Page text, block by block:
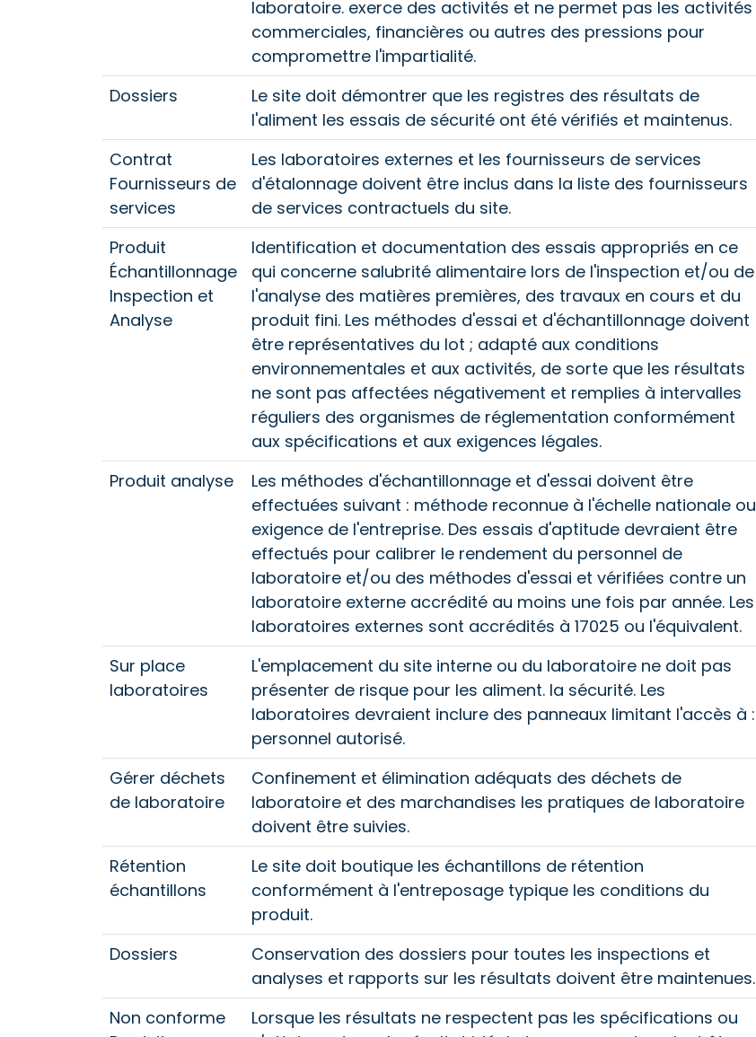
laboratoire. exerce des activités et ne permet pas les activités
commerciales, financières ou autres des pressions pour
compromettre l'impartialité.
Dossiers
Le site doit démontrer que les registres des résultats de
l'aliment les essais de sécurité ont été vérifiés et maintenus.
Contrat
Fournisseurs de
services
Les laboratoires externes et les fournisseurs de services
d'étalonnage doivent être inclus dans la liste des fournisseurs
de services contractuels du site.
Produit
Échantillonnage
Inspection et
Analyse
Identification et documentation des essais appropriés en ce
qui concerne salubrité alimentaire lors de l'inspection et/ou de
l'analyse des matières premières, des travaux en cours et du
produit fini. Les méthodes d'essai et d'échantillonnage doivent
être représentatives du lot ; adapté aux conditions
environnementales et aux activités, de sorte que les résultats
ne sont pas affectées négativement et remplies à intervalles
réguliers des organismes de réglementation conformément
aux spécifications et aux exigences légales.
Produit analyse
Les méthodes d'échantillonnage et d'essai doivent être
effectuées suivant : méthode reconnue à l'échelle nationale ou
exigence de l'entreprise. Des essais d'aptitude devraient être
effectués pour calibrer le rendement du personnel de
laboratoire et/ou des méthodes d'essai et vérifiées contre un
laboratoire externe accrédité au moins une fois par année. Les
laboratoires externes sont accrédités à 17025 ou l'équivalent.
Sur place
laboratoires
L'emplacement du site interne ou du laboratoire ne doit pas
présenter de risque pour les aliment. la sécurité. Les
laboratoires devraient inclure des panneaux limitant l'accès à :
personnel autorisé.
Gérer déchets
de laboratoire
Confinement et élimination adéquats des déchets de
laboratoire et des marchandises les pratiques de laboratoire
doivent être suivies.
Rétention
échantillons
Le site doit boutique les échantillons de rétention
conformément à l'entreposage typique les conditions du
produit.
Dossiers
Conservation des dossiers pour toutes les inspections et
analyses et rapports sur les résultats doivent être maintenues.
Non conforme
Lorsque les résultats ne respectent pas les spécifications ou